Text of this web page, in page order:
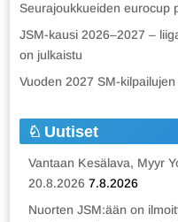
Seurajoukkueiden eurocup
JSM-kausi 2026–2027 –
on julkaistu
Vuoden 2027 SM-
Uutiset
Vantaan Kesälava, Myyr
20.8.2026 7.8.2026
Nuorten JSM:ään on